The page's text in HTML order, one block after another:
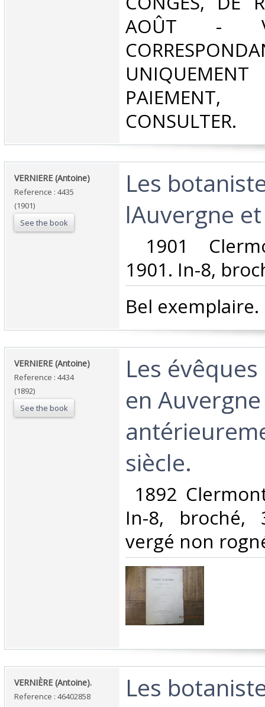
AOÛT -
CONSULTER.‎
‎VERNIERE (Antoine)‎
Reference : 4435
(1901)
See the book
‎Les
lAuvergne
1901
1901. In-8,
‎Bel exemplaire. ‎
‎VERNIERE (Antoine)‎
Reference : 4434
(1892)
See the book
‎Les
en
siècle.‎
1892
In-8, broché,
vergé non
‎VERNIÈRE (Antoine).‎
Reference : 46402858
‎Les